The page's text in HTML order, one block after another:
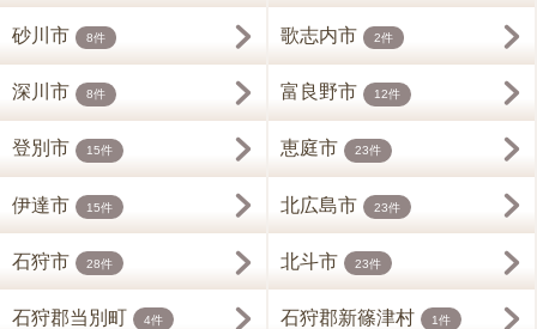
砂川市 8件 歌志内市 2件
深川市 8件 富良野市 12件
登別市 15件 恵庭市 23件
伊達市 15件 北広島市 23件
石狩市 28件 北斗市 23件
石狩郡当別町 4件 石狩郡新篠津村 1件